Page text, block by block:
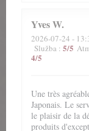
YvesW
2026-07-24 -
Služba : 5/5
4/5
Une très
Japonais. Le
le plaisir de la
produits